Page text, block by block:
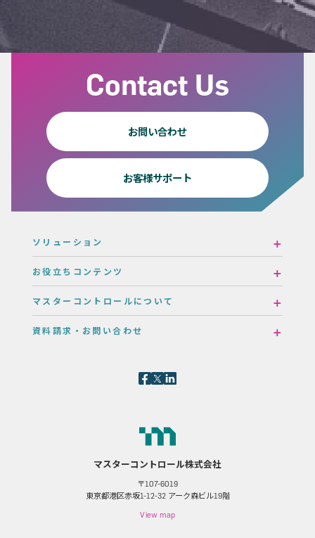
Contact Us
お問い合わせ
お客様サポート
ソリューション
お役立ちコンテンツ
マスターコントロールについて
資料請求・お問い合わせ
マスターコントロール株式会社
〒107-6019
東京都港区赤坂1-12-32 アーク森ビル19階
View map